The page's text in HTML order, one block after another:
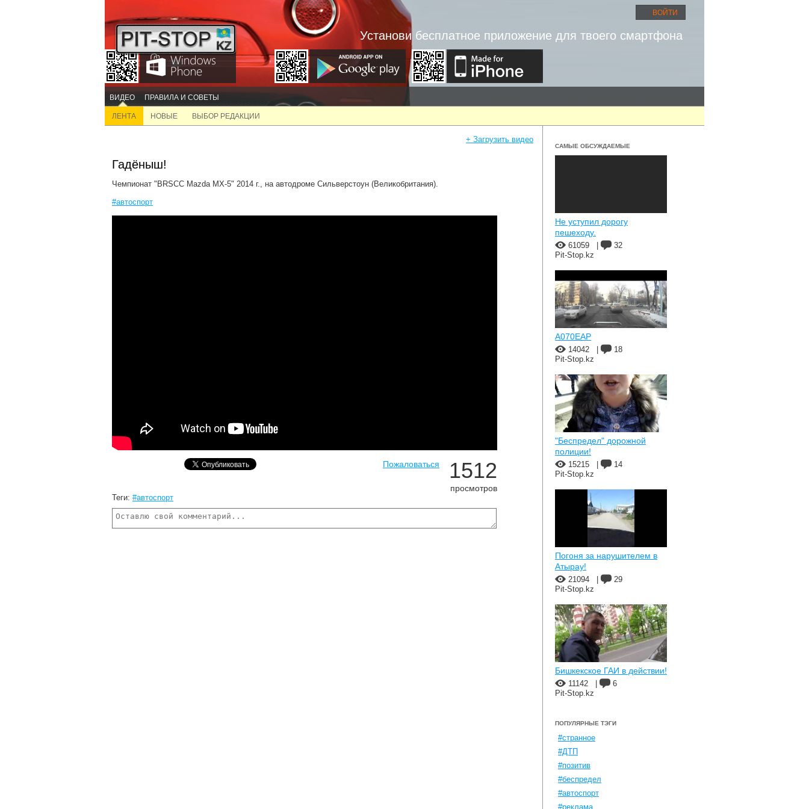
ВОЙТИ
Установи бесплатное приложение для твоего смартфона
ВИДЕО ПРАВИЛА И СОВЕТЫ
ЛЕНТА НОВЫЕ ВЫБОР РЕДАКЦИИ
+ Загрузить видео
Гадёныш!
Чемпионат "BRSCC Mazda MX-5" 2014 г., на автодроме Сильверстоун (Великобритания).
#автоспорт
Пожаловаться 1512
просмотров
Теги: #автоспорт
САМЫЕ ОБСУЖДАЕМЫЕ
Не уступил дорогу
пешеходу.
61059
32
Pit-Stop.kz
A070EAP
14042
18
Pit-Stop.kz
"Беспредел" дорожной
полиции!
15215
14
Pit-Stop.kz
Погоня за нарушителем в
Атырау!
21094
29
Pit-Stop.kz
Бишкекское ГАИ в действии!
11142
6
Pit-Stop.kz
ПОПУЛЯРНЫЕ ТЭГИ
#странное
#ДТП
#позитив
#беспредел
#автоспорт
#реклама